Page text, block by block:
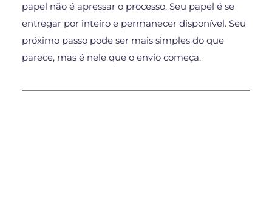
papel não é apressar o processo. Seu papel é se
entregar por inteiro e permanecer disponível. Seu
próximo passo pode ser mais simples do que
parece, mas é nele que o envio começa.